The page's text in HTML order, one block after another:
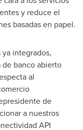
y reduce el
basadas en papel.
integrados,
banco abierto
al
de
a nuestros
API